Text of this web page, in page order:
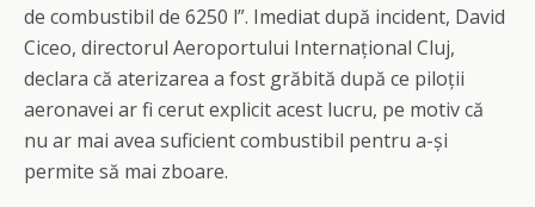
de combustibil de 6250 l”. Imediat după incident, David
Ciceo, directorul Aeroportului Internațional Cluj,
declara că aterizarea a fost grăbită după ce piloții
aeronavei ar fi cerut explicit acest lucru, pe motiv că
nu ar mai avea suficient combustibil pentru a-și
permite să mai zboare.